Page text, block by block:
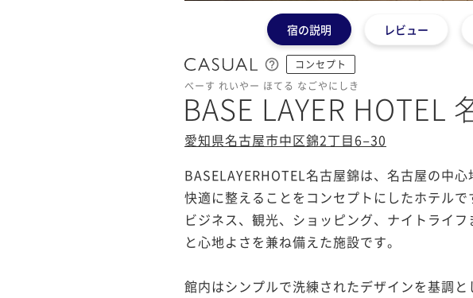
宿の説明 レビュー
コンセプト
べーす れいやー ほてる なごやにしき
BASE LAYER HOTEL
愛知県名古屋市中区錦2丁目6−30
BASELAYERHOTEL名古屋錦は、名古屋の中
快適に整えることをコンセプトにしたホテルで
ビジネス、観光、ショッピング、ナイトライ
と心地よさを兼ね備えた施設です。
館内はシンプルで洗練されたデザインを基調